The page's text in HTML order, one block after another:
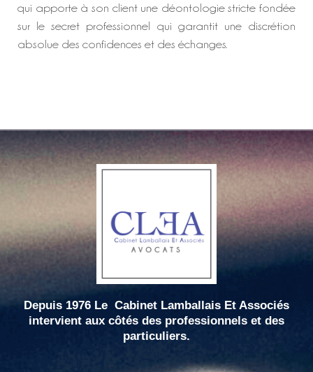
qui apporte à son client une déontologie stricte fondée
sur le secret professionnel qui garantit une discrétion
absolue des confidences et des échanges.
Depuis 1976 Le Cabinet Lamballais Et Associés
intervient aux côtés des professionnels et des
particuliers.